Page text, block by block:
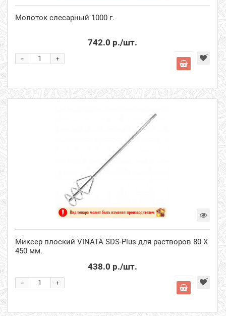
Молоток слесарный 1000 г.
742.0 р./шт.
+
-
Миксер плоский VINATA SDS-Plus для растворов 80 Х
450 мм.
438.0 р./шт.
+
-